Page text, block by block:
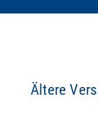
Ältere